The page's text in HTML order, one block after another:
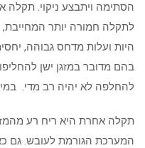
הסתימה ויתבצע ניקוי.
לתקלה חמורה יותר
היות ועלות מדחס גבוהה,
בהם מדובר במזגן ישן
להחלפה לא יהיה רב מדי.
תקלה אחרת היא ריח רע
המערכת הגורמת לעובש. גם